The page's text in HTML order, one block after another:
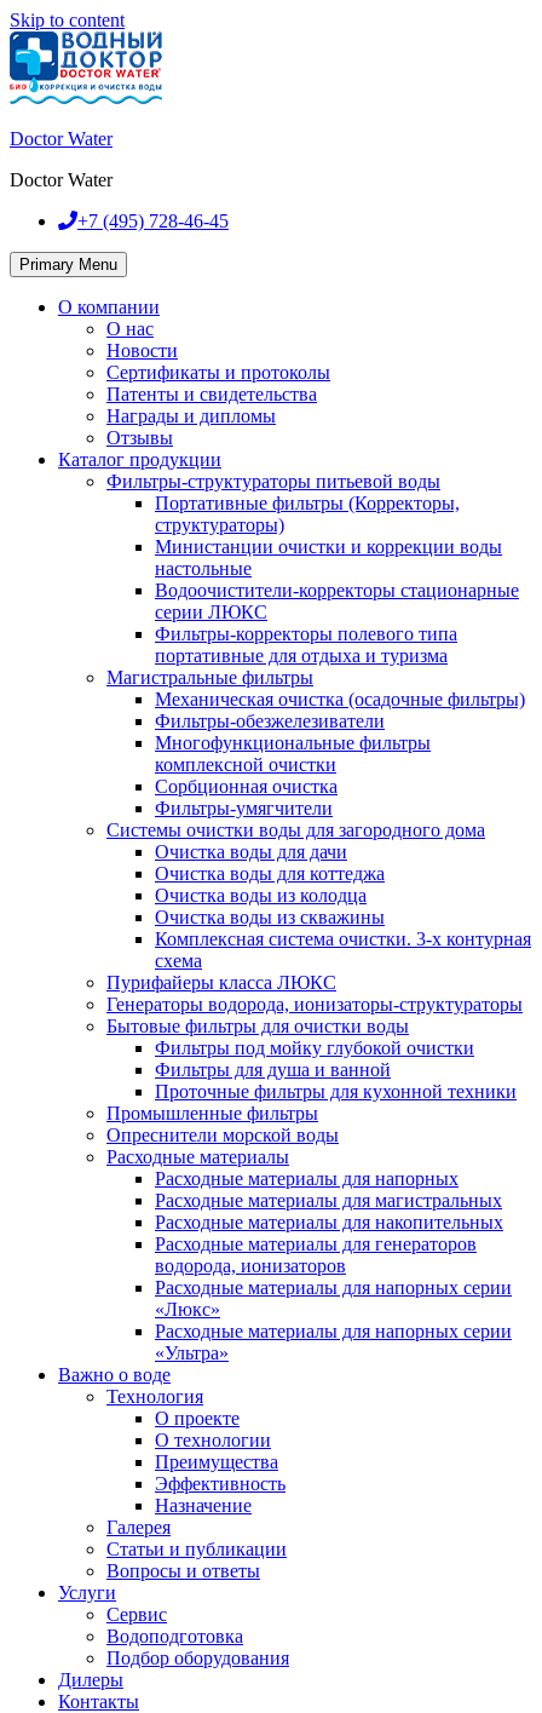
Skip to content
Doctor Water
Doctor Water
+7 (495) 728-46-45
Primary Menu
О компании
О нас
Новости
Сертификаты и протоколы
Патенты и свидетельства
Награды и дипломы
Отзывы
Каталог продукции
Фильтры-структураторы питьевой воды
Портативные фильтры (Корректоры,
структураторы)
Министанции очистки и коррекции воды
настольные
Водоочистители-корректоры стационарные
серии ЛЮКС
Фильтры-корректоры полевого типа
портативные для отдыха и туризма
Магистральные фильтры
Механическая очистка (осадочные фильтры)
Фильтры-обезжелезиватели
Многофункциональные фильтры
комплексной очистки
Сорбционная очистка
Фильтры-умягчители
Системы очистки воды для загородного дома
Очистка воды для дачи
Очистка воды для коттеджа
Очистка воды из колодца
Очистка воды из скважины
Комплексная система очистки. 3-х контурная
схема
Пурифайеры класса ЛЮКС
Генераторы водорода, ионизаторы-структураторы
Бытовые фильтры для очистки воды
Фильтры под мойку глубокой очистки
Фильтры для душа и ванной
Проточные фильтры для кухонной техники
Промышленные фильтры
Опреснители морской воды
Расходные материалы
Расходные материалы для напорных
Расходные материалы для магистральных
Расходные материалы для накопительных
Расходные материалы для генераторов
водорода, ионизаторов
Расходные материалы для напорных серии
«Люкс»
Расходные материалы для напорных серии
«Ультра»
Важно о воде
Технология
О проекте
О технологии
Преимущества
Эффективность
Назначение
Галерея
Статьи и публикации
Вопросы и ответы
Услуги
Сервис
Водоподготовка
Подбор оборудования
Дилеры
Контакты